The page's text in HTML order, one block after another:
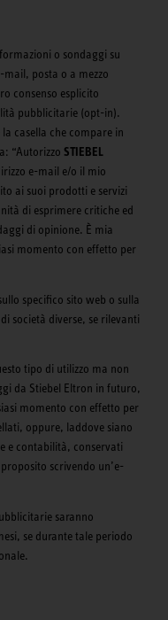
o sondaggi su
posta o a mezzo
consenso esplicito
pubblicitarie (opt-in).
casella che compare in
“Autorizzo STIEBEL
e-mail e/o il mio
ai suoi prodotti e servizi
di esprimere critiche ed
di opinione. È mia
momento con effetto per
specifico sito web o sulla
società diverse, se rilevanti
tipo di utilizzo ma non
da Stiebel Eltron in futuro,
momento con effetto per
oppure, laddove siano
e contabilità, conservati
scrivendo un’e-
saranno
se durante tale periodo